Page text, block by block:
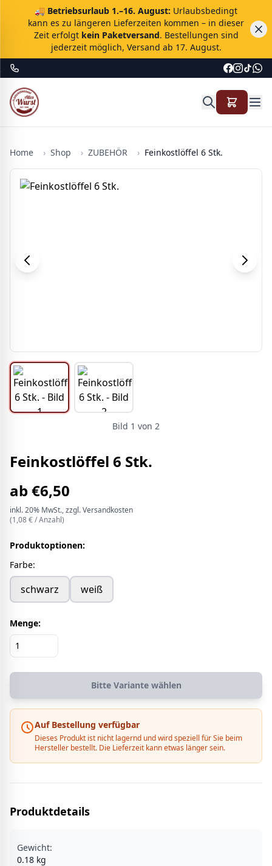
🚚 Betriebsurlaub 1.–16. August: Urlaubsbedingt
kann es zu längeren Lieferzeiten kommen – in dieser
Zeit erfolgt kein Paketversand. Bestellungen sind
jederzeit möglich, Versand ab 17. August.
Home › Shop › ZUBEHÖR › Feinkostlöffel 6 Stk.
Bild 1 von 2
Feinkostlöffel 6 Stk.
ab€6,50
inkl.20% MwSt., zzgl. Versandkosten
(1,08€ /Anzahl)
Produktoptionen:
Farbe:
schwarz weiß
Menge:
Bitte Variante wählen
Auf Bestellung verfügbar
Dieses Produkt ist nicht lagernd und wird speziell für Sie beim
Hersteller bestellt. Die Lieferzeit kann etwas länger sein.
Produktdetails
Gewicht:
0.18 kg